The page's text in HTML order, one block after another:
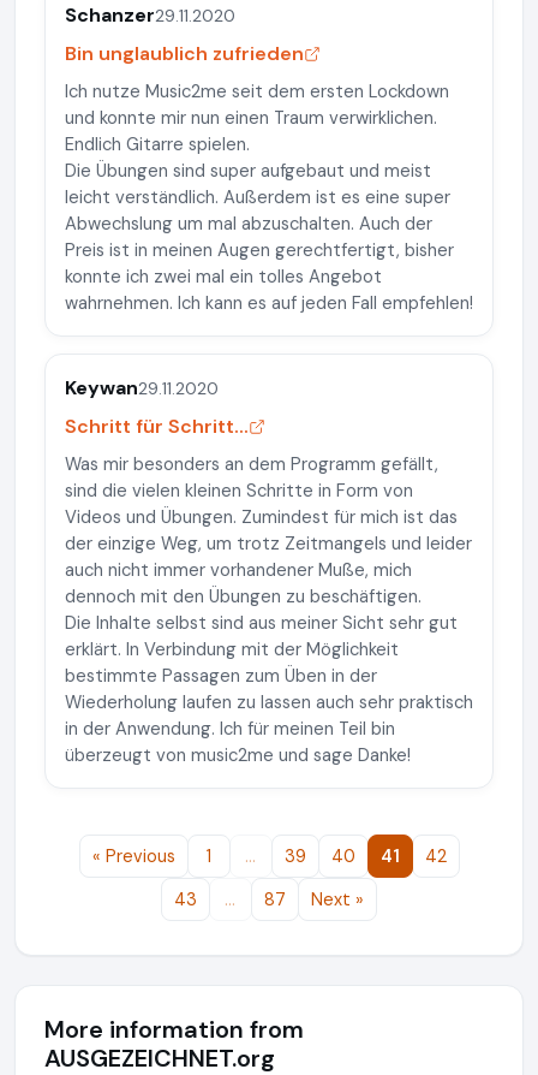
Schanzer29.11.2020
Bin unglaublich zufrieden
Ich nutze Music2me seit dem ersten Lockdown
und konnte mir nun einen Traum verwirklichen.
Endlich Gitarre spielen.
Die Übungen sind super aufgebaut und meist
leicht verständlich. Außerdem ist es eine super
Abwechslung um mal abzuschalten. Auch der
Preis ist in meinen Augen gerechtfertigt, bisher
konnte ich zwei mal ein tolles Angebot
wahrnehmen. Ich kann es auf jeden Fall empfehlen!
Keywan29.11.2020
Schritt für Schritt...
Was mir besonders an dem Programm gefällt,
sind die vielen kleinen Schritte in Form von
Videos und Übungen. Zumindest für mich ist das
der einzige Weg, um trotz Zeitmangels und leider
auch nicht immer vorhandener Muße, mich
dennoch mit den Übungen zu beschäftigen.
Die Inhalte selbst sind aus meiner Sicht sehr gut
erklärt. In Verbindung mit der Möglichkeit
bestimmte Passagen zum Üben in der
Wiederholung laufen zu lassen auch sehr praktisch
in der Anwendung. Ich für meinen Teil bin
überzeugt von music2me und sage Danke!
« Previous 1 … 39 40 41
42
43
… 87 Next »
More information from
AUSGEZEICHNET.org